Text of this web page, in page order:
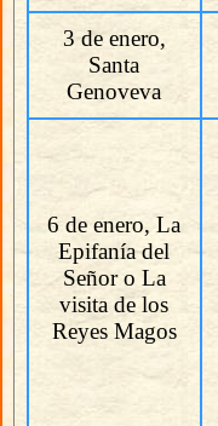
3 de enero,
Santa
Genoveva
6 de enero, La
Epifanía del
Señor o La
visita de los
Reyes Magos